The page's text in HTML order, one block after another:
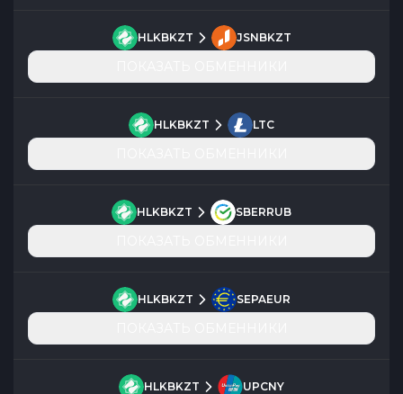
HLKBKZT JSNBKZT
HLKBKZT LTC
HLKBKZT SBERRUB
HLKBKZT SEPAEUR
HLKBKZT UPCNY